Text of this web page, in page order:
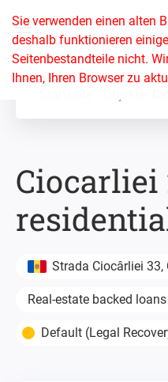
Sie verwenden einen alten
deshalb funktionieren einige
Seitenbestandteile nicht.
Ihnen, Ihren Browser zu
Ciocarliei
Strada Ciocârliei
Real-estate backed loans
Default (Legal